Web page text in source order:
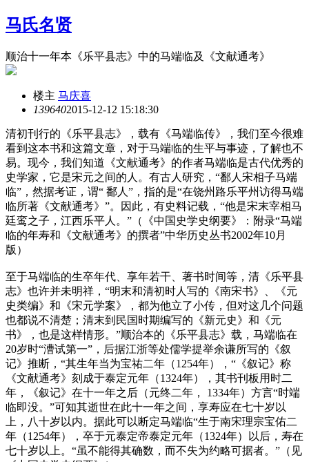
马氏名贤
顺治十一年本《乐平县志》中的马端临及《文献通考》
楼主 马庆喜
1396402015-12-12 15:18:30
清初刊行的《乐平县志》，载有《马端临传》，我们至今很难
看到这本书和这篇文章，对于马端临的生平与事迹，了解也不
易。现今，我们知道《文献通考》的作者马端临是古代优秀的
史学家，它是宋元之间的人。有古人研究，“鄱人宋相子马端
临”，然据考证，谓“ 鄱人”，指的是“在饶州路乐平州访得马端
临所著《文献通考》”。因此，有史料记载，“他是宋末宰相马
廷鸾之子，江西乐平人。”（《中国史学史纲要》：附录“马端
临的年寿和《文献通考》的撰者”中华历史丛书2002年10月
版）
至于马端临的生卒年代、享年若干、著书时间等，清《乐平县
志》也许并未明祥，“明末和清初时人写的《南宋书》、《元
史类编》和《宋元学案》，都为他立了小传，但对这几个问题
也都说不清楚；清末到民国时期编写的《新元史》和《元
书》，也是这样情形。”顺治本的《乐平县志》载，马端临在
20岁时“漕试第一”，后据江浙等处儒学提举余谦所写的《叙
记》推断，“其生年当为宝祐二年（1254年），“《叙记》称
《文献通考》刻成于泰定元年（1324年），其书刊板用时二
年，《叙记》在十一年之后（元终二年， 1334年）方言“时端
临即没。”可知其逝世在此十一年之间，享寿应在七十岁以
上，八十岁以内。据此可以断定马端临“生于南宋理宗宝佑二
年（1254年），卒于元泰定帝泰定元年（1324年）以后，寿在
七十岁以上。“虽不能得其确数，而不失为约略可据者。”（见